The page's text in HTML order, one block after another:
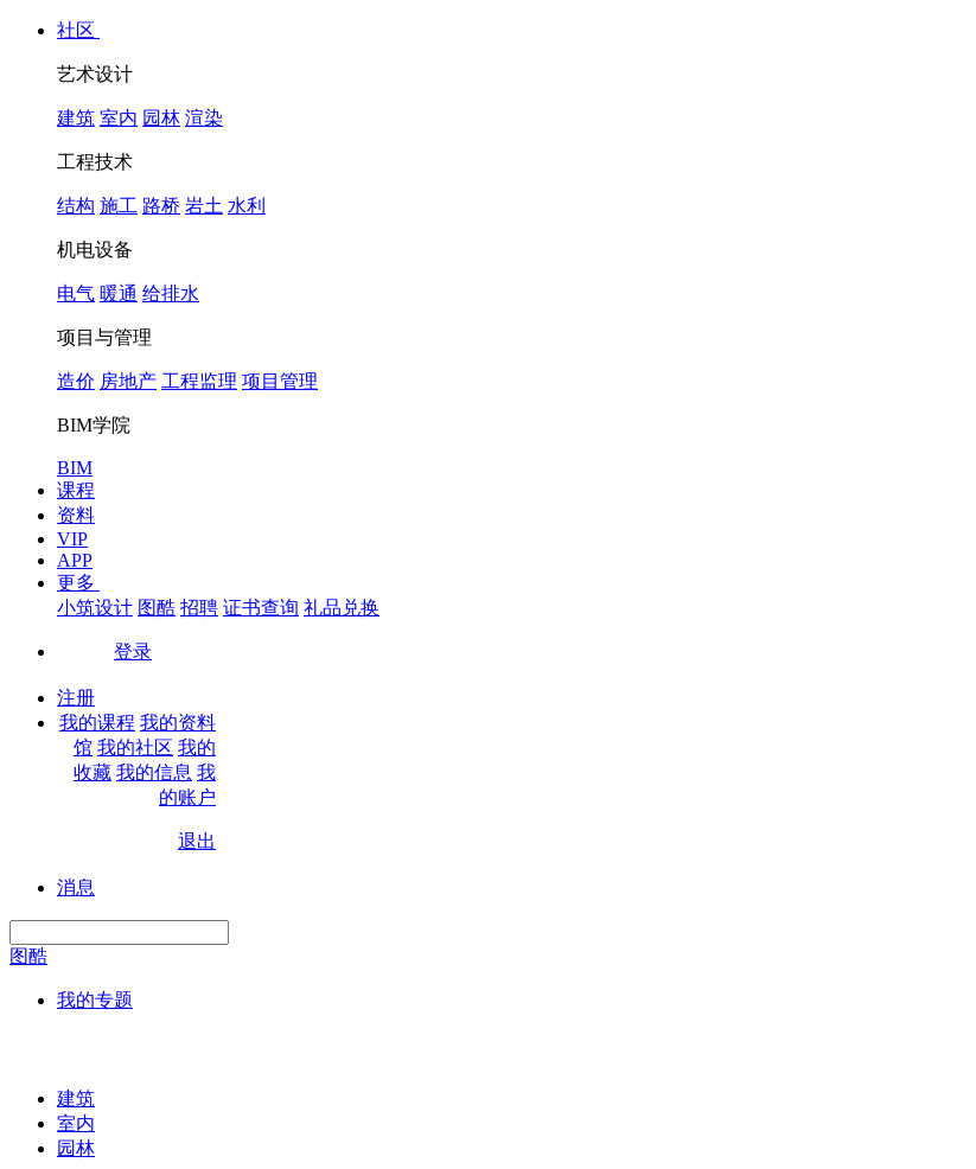
社区
艺术设计
建筑 室内 园林 渲染
工程技术
结构 施工 路桥 岩土 水利
机电设备
电气 暖通 给排水
项目与管理
造价 房地产 工程监理 项目管理
BIM学院
BIM
课程
资料
VIP
APP
更多
小筑设计 图酷 招聘 证书查询 礼品兑换
登录
注册
我的课程 我的资料
馆 我的社区 我的
收藏 我的信息 我
的账户
退出
消息
图酷
我的专题
建筑
室内
园林